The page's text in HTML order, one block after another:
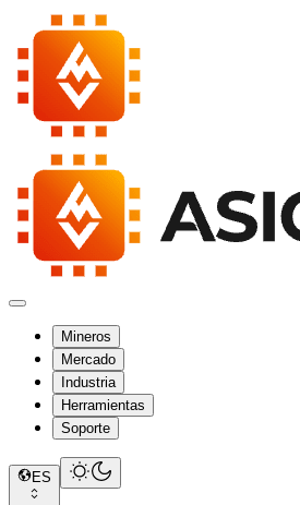
Mineros
Mercado
Industria
Herramientas
Soporte
ES